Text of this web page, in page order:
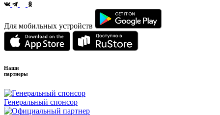
Для мобильных устройств
Наши
партнеры
Генеральный спонсор